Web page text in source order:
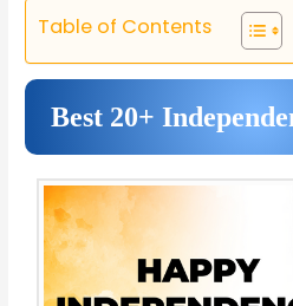
Table of Contents
Best 20+